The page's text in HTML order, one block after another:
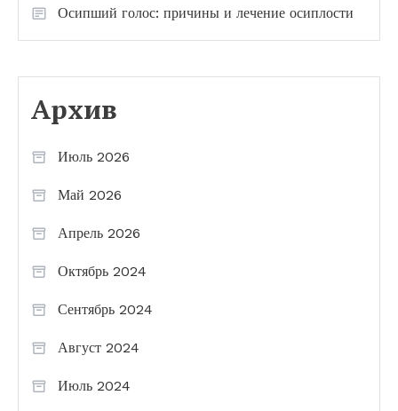
Осипший голос: причины и лечение осиплости
Архив
Июль 2026
Май 2026
Апрель 2026
Октябрь 2024
Сентябрь 2024
Август 2024
Июль 2024